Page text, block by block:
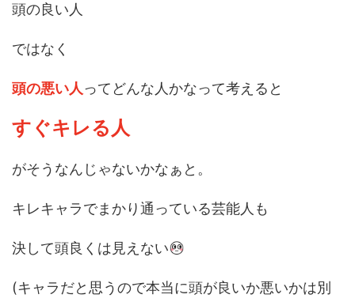
頭の良い人
ではなく
頭の悪い人ってどんな人かなって考えると
すぐキレる人
がそうなんじゃないかなぁと。
キレキャラでまかり通っている芸能人も
決して頭良くは見えない
(キャラだと思うので本当に頭が良いか悪いかは別